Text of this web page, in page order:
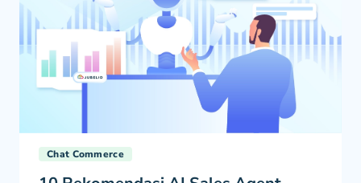
Chat Commerce